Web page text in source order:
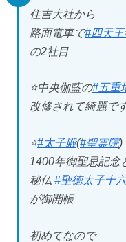
住吉大社から
路面電車で#四天王
の2社目
⭐️中央伽藍の#五重
改修されて綺麗で
⭐️#太子殿(#聖霊院)
1400年御聖忌記念
秘仏 #聖徳太子十
が御開帳
初めてなので